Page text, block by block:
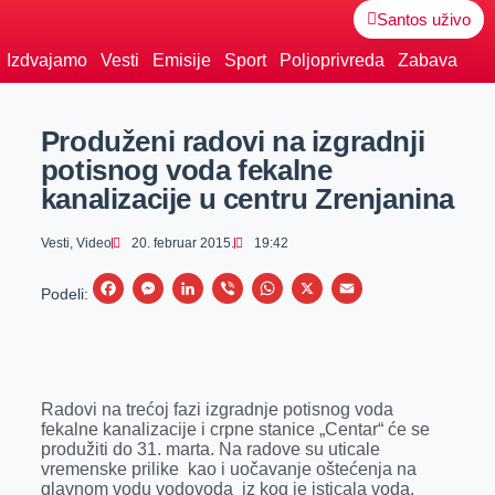
Santos uživo
Izdvajamo Vesti Emisije Sport Poljoprivreda Zabava
Produženi radovi na izgradnji
potisnog voda fekalne
kanalizacije u centru Zrenjanina
Vesti, Video 20. februar 2015. 19:42
Podeli:
F
b
o
o
M
e
n
g
L
e
d
I
V
r
W
s
A
p
X
E
l
Radovi na trećoj fazi izgradnje potisnog voda
fekalne kanalizacije i crpne stanice „Centar“ će se
produžiti do 31. marta. Na radove su uticale
vremenske prilike kao i uočavanje oštećenja na
glavnom vodu vodovoda iz kog je isticala voda.